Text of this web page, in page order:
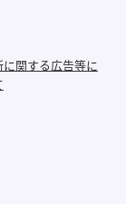
関する広告等に